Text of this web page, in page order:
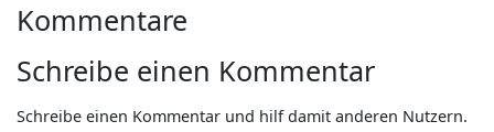
Kommentare
Schreibe einen Kommentar
Schreibe einen Kommentar und hilf damit anderen Nutzern.